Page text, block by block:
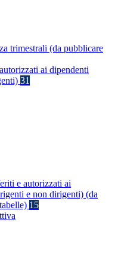
trimestrali (da pubblicare
ai dipendenti
31
e autorizzati ai
e non dirigenti) (da
15